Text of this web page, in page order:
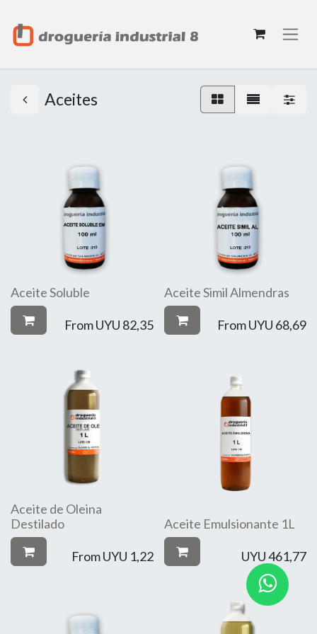
Aceites
Aceite Soluble
From UYU 82,35
Aceite Simil Almendras
FromUYU 68,69
Aceite de Oleina
Destilado
From UYU 1,22
Aceite Emulsionante 1L
UYU461,77